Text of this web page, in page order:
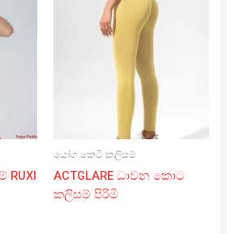
RUXI
යෝග කෙටි කලිසම්
ACTGLARE ධාවන කොට
කලිසම් පිරිමි